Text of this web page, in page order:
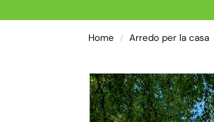
Home / Arredo per la casa